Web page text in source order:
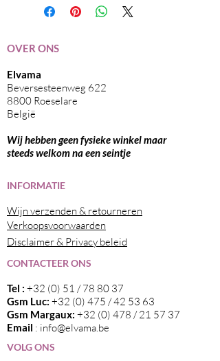
OVER ONS
Elvama
Beversesteenweg 622
8800 Roeselare
België
Wij hebben geen fysieke winkel maar
steeds welkom na een seintje
INFORMATIE
Wijn verzenden & retourneren
Verkoopsvoorwaarden
Disclaimer & Privacy beleid
CONTACTEER ONS
Tel : +32 (0) 51 / 78 80 37
Gsm Luc: +32 (0) 475 / 42 53 63
Gsm Margaux: +32 (0) 478 / 21 57 37
Email : info@elvama.be
VOLG ONS